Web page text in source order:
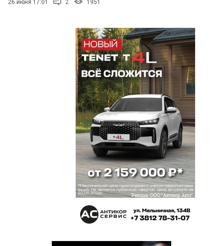
26 июня 17:01 2 1951